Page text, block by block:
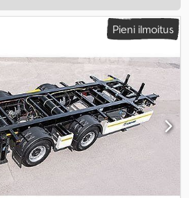
Pieni ilmoitus